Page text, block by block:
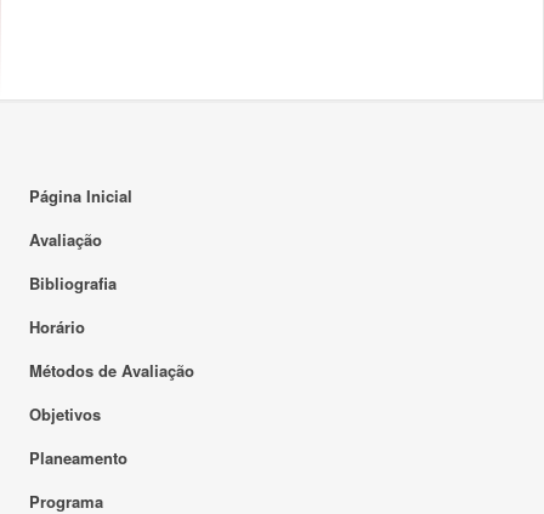
Página Inicial
Avaliação
Bibliografia
Horário
Métodos de Avaliação
Objetivos
Planeamento
Programa